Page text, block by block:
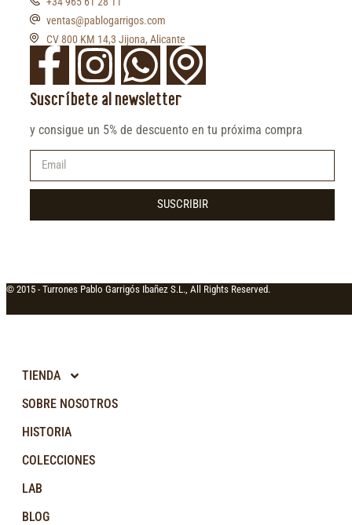
ventas@pablogarrigos.com
CV 800 KM 14,3 Jijona, Alicante
Suscríbete al newsletter
y consigue un 5% de descuento en tu próxima compra
SUSCRIBIR
© 2015 - Turrones Pablo Garrigós Ibañez S.L., All Rights Reserved.
TIENDA
SOBRE NOSOTROS
HISTORIA
COLECCIONES
LAB
BLOG